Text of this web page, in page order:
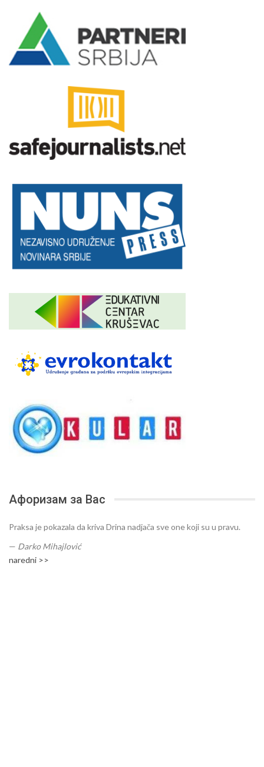
Афоризам за Вас
Praksa je pokazala da kriva Drina nadjača sve one koji su u pravu.
— Darko Mihajlović
naredni >>